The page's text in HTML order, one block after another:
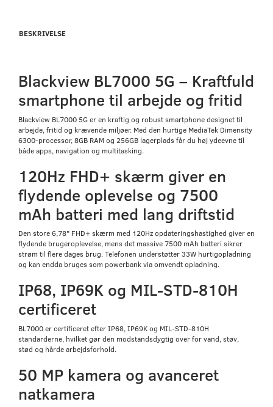
BESKRIVELSE
Blackview BL7000 5G – Kraftfuld
smartphone til arbejde og fritid
Blackview BL7000 5G er en kraftig og robust smartphone designet til
arbejde, fritid og krævende miljøer. Med den hurtige MediaTek Dimensity
6300-processor, 8GB RAM og 256GB lagerplads får du høj ydeevne til
både apps, navigation og multitasking.
120Hz FHD+ skærm giver en
flydende oplevelse og 7500
mAh batteri med lang driftstid
Den store 6,78" FHD+ skærm med 120Hz opdateringshastighed giver en
flydende brugeroplevelse, mens det massive 7500 mAh batteri sikrer
strøm til flere dages brug. Telefonen understøtter 33W hurtigopladning
og kan endda bruges som powerbank via omvendt opladning.
IP68, IP69K og MIL-STD-810H
certificeret
BL7000 er certificeret efter IP68, IP69K og MIL-STD-810H
standarderne, hvilket gør den modstandsdygtig over for vand, støv,
stød og hårde arbejdsforhold.
50 MP kamera og avanceret
natkamera